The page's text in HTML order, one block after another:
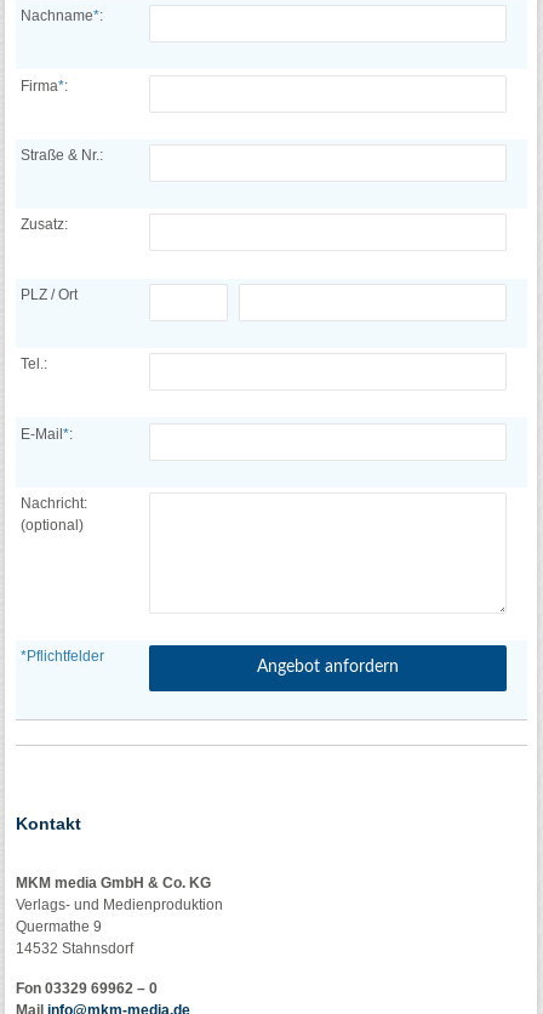
Nachname*:
Firma*:
Straße & Nr.:
Zusatz:
PLZ / Ort
Tel.:
E-Mail*:
Nachricht:
(optional)
*Pflichtfelder
Kontakt
MKM media GmbH & Co. KG
Verlags- und Medienproduktion
Quermathe 9
14532 Stahnsdorf
Fon 03329 69962 – 0
Mailinfo@mkm-media.de